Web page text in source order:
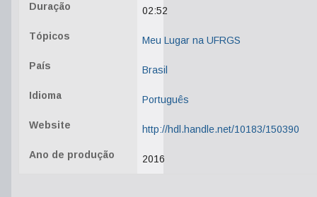
Duração 02:52
Tópicos Meu Lugar na UFRGS
País Brasil
Idioma Português
Website http://hdl.handle.net/10183/150390
Ano de produção 2016